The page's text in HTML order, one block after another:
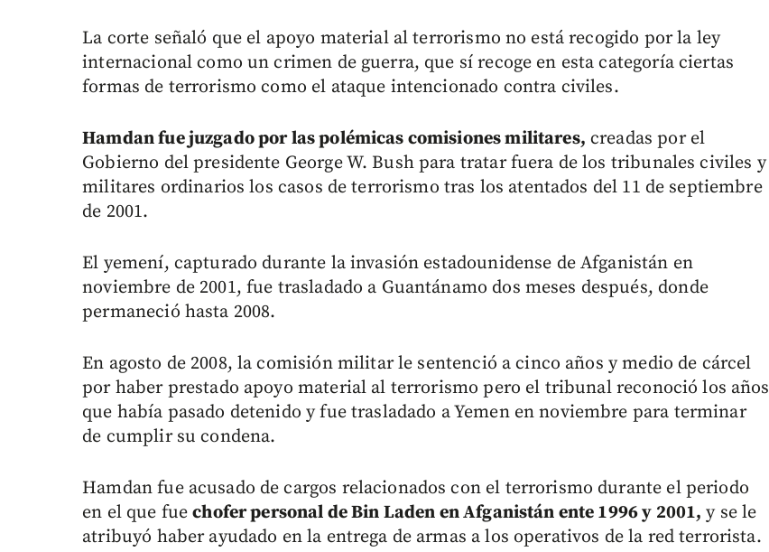
La corte señaló que el apoyo material al terrorismo no está recogido por la ley
internacional como un crimen de guerra, que sí recoge en esta categoría ciertas
formas de terrorismo como el ataque intencionado contra civiles.
Hamdan fue juzgado por las polémicas comisiones militares, creadas por el
Gobierno del presidente George W. Bush para tratar fuera de los tribunales civiles y
militares ordinarios los casos de terrorismo tras los atentados del 11 de septiembre
de 2001.
El yemení, capturado durante la invasión estadounidense de Afganistán en
noviembre de 2001, fue trasladado a Guantánamo dos meses después, donde
permaneció hasta 2008.
En agosto de 2008, la comisión militar le sentenció a cinco años y medio de cárcel
por haber prestado apoyo material al terrorismo pero el tribunal reconoció los años
que había pasado detenido y fue trasladado a Yemen en noviembre para terminar
de cumplir su condena.
Hamdan fue acusado de cargos relacionados con el terrorismo durante el periodo
en el que fuechofer personal de Bin Laden en Afganistán ente 1996 y 2001, y se le
atribuyó haber ayudado en la entrega de armas a los operativos de la red terrorista.